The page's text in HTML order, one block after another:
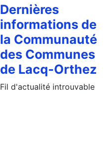
Dernières
informations de
la Communauté
des Communes
de Lacq-Orthez
Fil d'actualité introuvable